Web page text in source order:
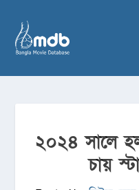
২০২৪ সালে
চায়